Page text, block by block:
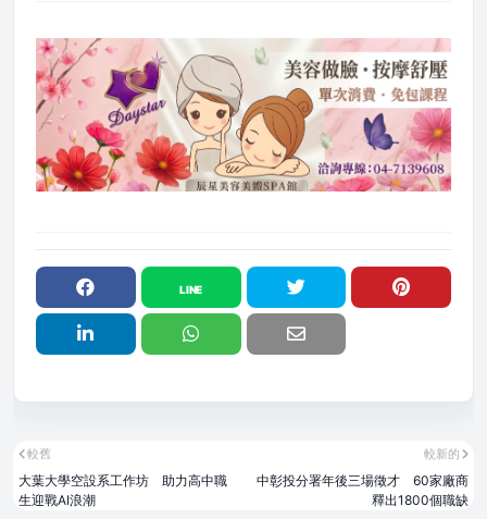
較新的
中彰投分署年後三場徵才 60家廠商
釋出1800個職缺
較舊
大葉大學空設系工作坊 助力高中職
生迎戰AI浪潮